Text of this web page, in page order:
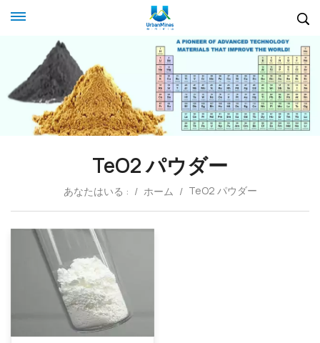
TeO2 パウダー
あなたはいる : / ホーム / TeO2 パウダー